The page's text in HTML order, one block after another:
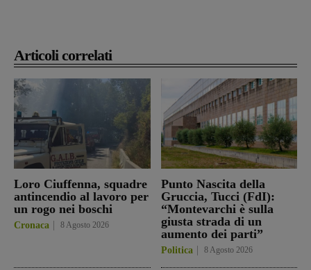
Articoli correlati
Loro Ciuffenna, squadre
antincendio al lavoro per
un rogo nei boschi
Cronaca 8 Agosto 2026
Punto Nascita della
Gruccia, Tucci (FdI):
“Montevarchi è sulla
giusta strada di un
aumento dei parti”
Politica 8 Agosto 2026